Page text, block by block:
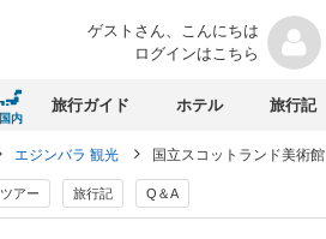
ゲストさん、 こんにちは
ログインはこちら
国内
旅行ガイド ホテル 旅行記
エジンバラ 観光 国立スコットランド美術館
ツアー 旅行記 Q＆A